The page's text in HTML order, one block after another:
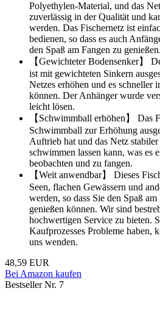
Polyethylen-Material, und das
zuverlässig in der Qualität und
werden. Das Fischernetz ist
bedienen, so dass es auch
den Spaß am Fangen zu genießen.
【Gewichteter Bodensenker】
ist mit gewichteten Sinkern
Netzes erhöhen und es schneller
können. Der Anhänger wurde
leicht lösen.
【Schwimmball erhöhen】 Das
Schwimmball zur Erhöhung
Auftrieb hat und das Netz
schwimmen lassen kann, was es
beobachten und zu fangen.
【Weit anwendbar】 Dieses
Seen, flachen Gewässern und
werden, so dass Sie den Spaß
genießen können. Wir sind
hochwertigen Service zu bieten.
Kaufprozesses Probleme haben,
uns wenden.
48,59 EUR
Bei Amazon kaufen
Bestseller Nr. 7